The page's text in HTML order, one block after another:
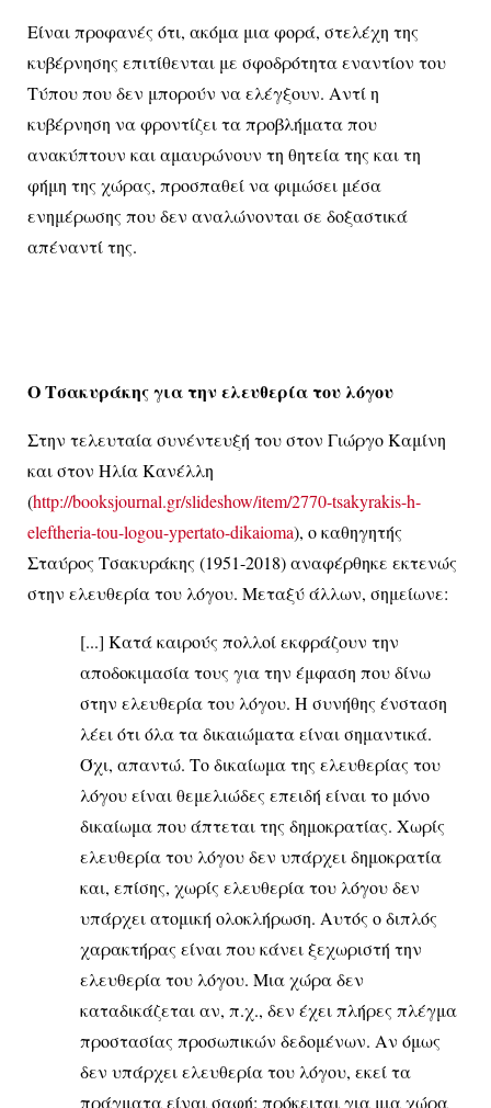
Είναι προφανές ότι, ακόμα μια φορά, στελέχη της
κυβέρνησης επιτίθενται με σφοδρότητα εναντίον του
Τύπου που δεν μπορούν να ελέγξουν. Αντί η
κυβέρνηση να φροντίζει τα προβλήματα που
ανακύπτουν και αμαυρώνουν τη θητεία της και τη
φήμη της χώρας, προσπαθεί να φιμώσει μέσα
ενημέρωσης που δεν αναλώνονται σε δοξαστικά
απέναντί της.
Ο Τσακυράκης για την ελευθερία του λόγου
Στην τελευταία συνέντευξή του στον Γιώργο Καμίνη
και στον Ηλία Κανέλλη
(http://booksjournal.gr/slideshow/item/2770-tsakyrakis-h-
eleftheria-tou-logou-ypertato-dikaioma), ο καθηγητής
Σταύρος Τσακυράκης (1951-2018) αναφέρθηκε εκτενώς
στην ελευθερία του λόγου. Μεταξύ άλλων, σημείωνε:
[...] Κατά καιρούς πολλοί εκφράζουν την
αποδοκιμασία τους για την έμφαση που δίνω
στην ελευθερία του λόγου. Η συνήθης ένσταση
λέει ότι όλα τα δικαιώματα είναι σημαντικά.
Όχι, απαντώ. Το δικαίωμα της ελευθερίας του
λόγου είναι θεμελιώδες επειδή είναι το μόνο
δικαίωμα που άπτεται της δημοκρατίας. Χωρίς
ελευθερία του λόγου δεν υπάρχει δημοκρατία
και, επίσης, χωρίς ελευθερία του λόγου δεν
υπάρχει ατομική ολοκλήρωση. Αυτός ο διπλός
χαρακτήρας είναι που κάνει ξεχωριστή την
ελευθερία του λόγου. Μια χώρα δεν
καταδικάζεται αν, π.χ., δεν έχει πλήρες πλέγμα
προστασίας προσωπικών δεδομένων. Αν όμως
δεν υπάρχει ελευθερία του λόγου, εκεί τα
πράγματα είναι σαφή: πρόκειται για μια χώρα